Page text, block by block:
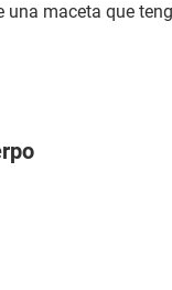
maceta que